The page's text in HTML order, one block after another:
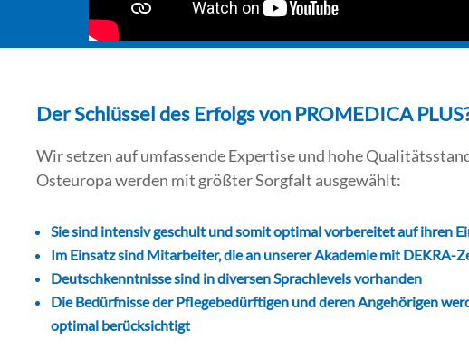
Der Schlüssel des Erfolgs von PROMEDICA
Wir setzen auf umfassende Expertise und hohe
Osteuropa werden mit größter Sorgfalt ausgewählt:
Sie sind intensiv geschult und somit optimal vorbereitet auf ihren
Im Einsatz sind Mitarbeiter, die an unserer Akademie mit DEKRA-
Deutschkenntnisse sind in diversen Sprachlevels vorhanden
Die Bedürfnisse der Pflegebedürftigen und deren Angehörigen
optimal berücksichtigt